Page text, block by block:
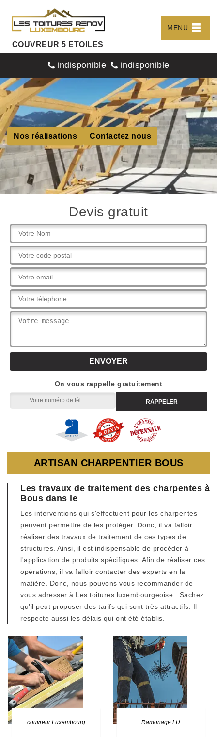
COUVREUR 5 ETOILES
MENU
indisponible indisponible
Nos réalisations Contactez nous
Devis gratuit
On vous rappelle gratuitement
ARTISAN CHARPENTIER BOUS
Les travaux de traitement des charpentes à
Bous dans le
Les interventions qui s'effectuent pour les charpentes
peuvent permettre de les protéger. Donc, il va falloir
réaliser des travaux de traitement de ces types de
structures. Ainsi, il est indispensable de procéder à
l'application de produits spécifiques. Afin de réaliser ces
opérations, il va falloir contacter des experts en la
matière. Donc, nous pouvons vous recommander de
vous adresser à Les toitures luxembourgeoise . Sachez
qu'il peut proposer des tarifs qui sont très attractifs. Il
respecte aussi les délais qui ont été établis.
couvreur Luxembourg Ramonage LU